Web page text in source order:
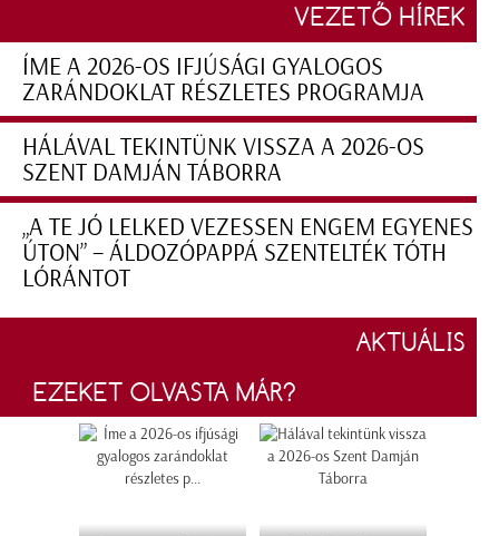
VEZETŐ HÍREK
ÍME A 2026-OS IFJÚSÁGI GYALOGOS
ZARÁNDOKLAT RÉSZLETES PROGRAMJA
HÁLÁVAL TEKINTÜNK VISSZA A 2026-OS
SZENT DAMJÁN TÁBORRA
„A TE JÓ LELKED VEZESSEN ENGEM EGYENES
ÚTON” – ÁLDOZÓPAPPÁ SZENTELTÉK TÓTH
LÓRÁNTOT
AKTUÁLIS
EZEKET OLVASTA MÁR?